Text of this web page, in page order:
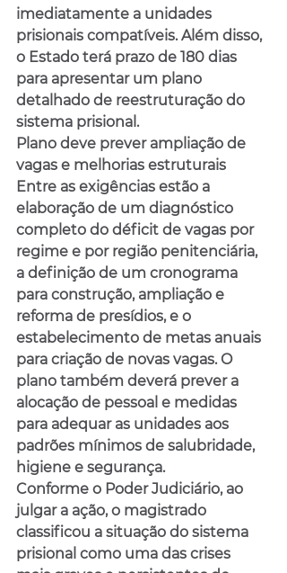
imediatamente a unidades
prisionais compatíveis. Além disso,
o Estado terá prazo de 180 dias
para apresentar um plano
detalhado de reestruturação do
sistema prisional.
​Plano deve prever ampliação de
vagas e melhorias estruturais
Entre as exigências estão a
elaboração de um diagnóstico
completo do déficit de vagas por
regime e por região penitenciária,
a definição de um cronograma
para construção, ampliação e
reforma de presídios, e o
estabelecimento de metas anuais
para criação de novas vagas. O
plano também deverá prever a
alocação de pessoal e medidas
para adequar as unidades aos
padrões mínimos de salubridade,
higiene e segurança.
Conforme o Poder Judiciário, ao
julgar a ação, o magistrado
classificou a situação do sistema
prisional como uma das crises